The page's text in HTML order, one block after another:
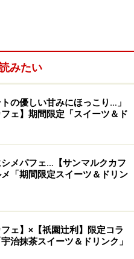
みたい
トの優しい甘みにほっこり…」
フェ】期間限定「スイーツ＆ド
メパフェ…【サンマルクカフ
「期間限定スイーツ＆ドリン
フェ】×【祇園辻利】限定コラ
治抹茶スイーツ＆ドリンク」